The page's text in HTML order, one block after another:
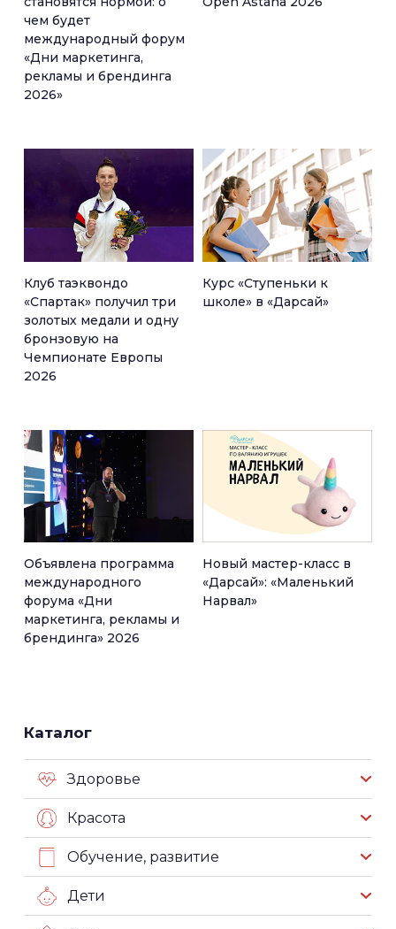
чем будет
международный форум
«Дни маркетинга,
рекламы и брендинга
2026»
Клуб таэквондо
«Спартак» получил три
золотых медали и одну
бронзовую на
Чемпионате Европы
2026
Курс «Ступеньки к
школе» в «Дарсай»
Объявлена программа
международного
форума «Дни
маркетинга, рекламы и
брендинга» 2026
Новый мастер-класс в
«Дарсай»: «Маленький
Нарвал»
Каталог
Здоровье
Красота
Обучение, развитие
Дети